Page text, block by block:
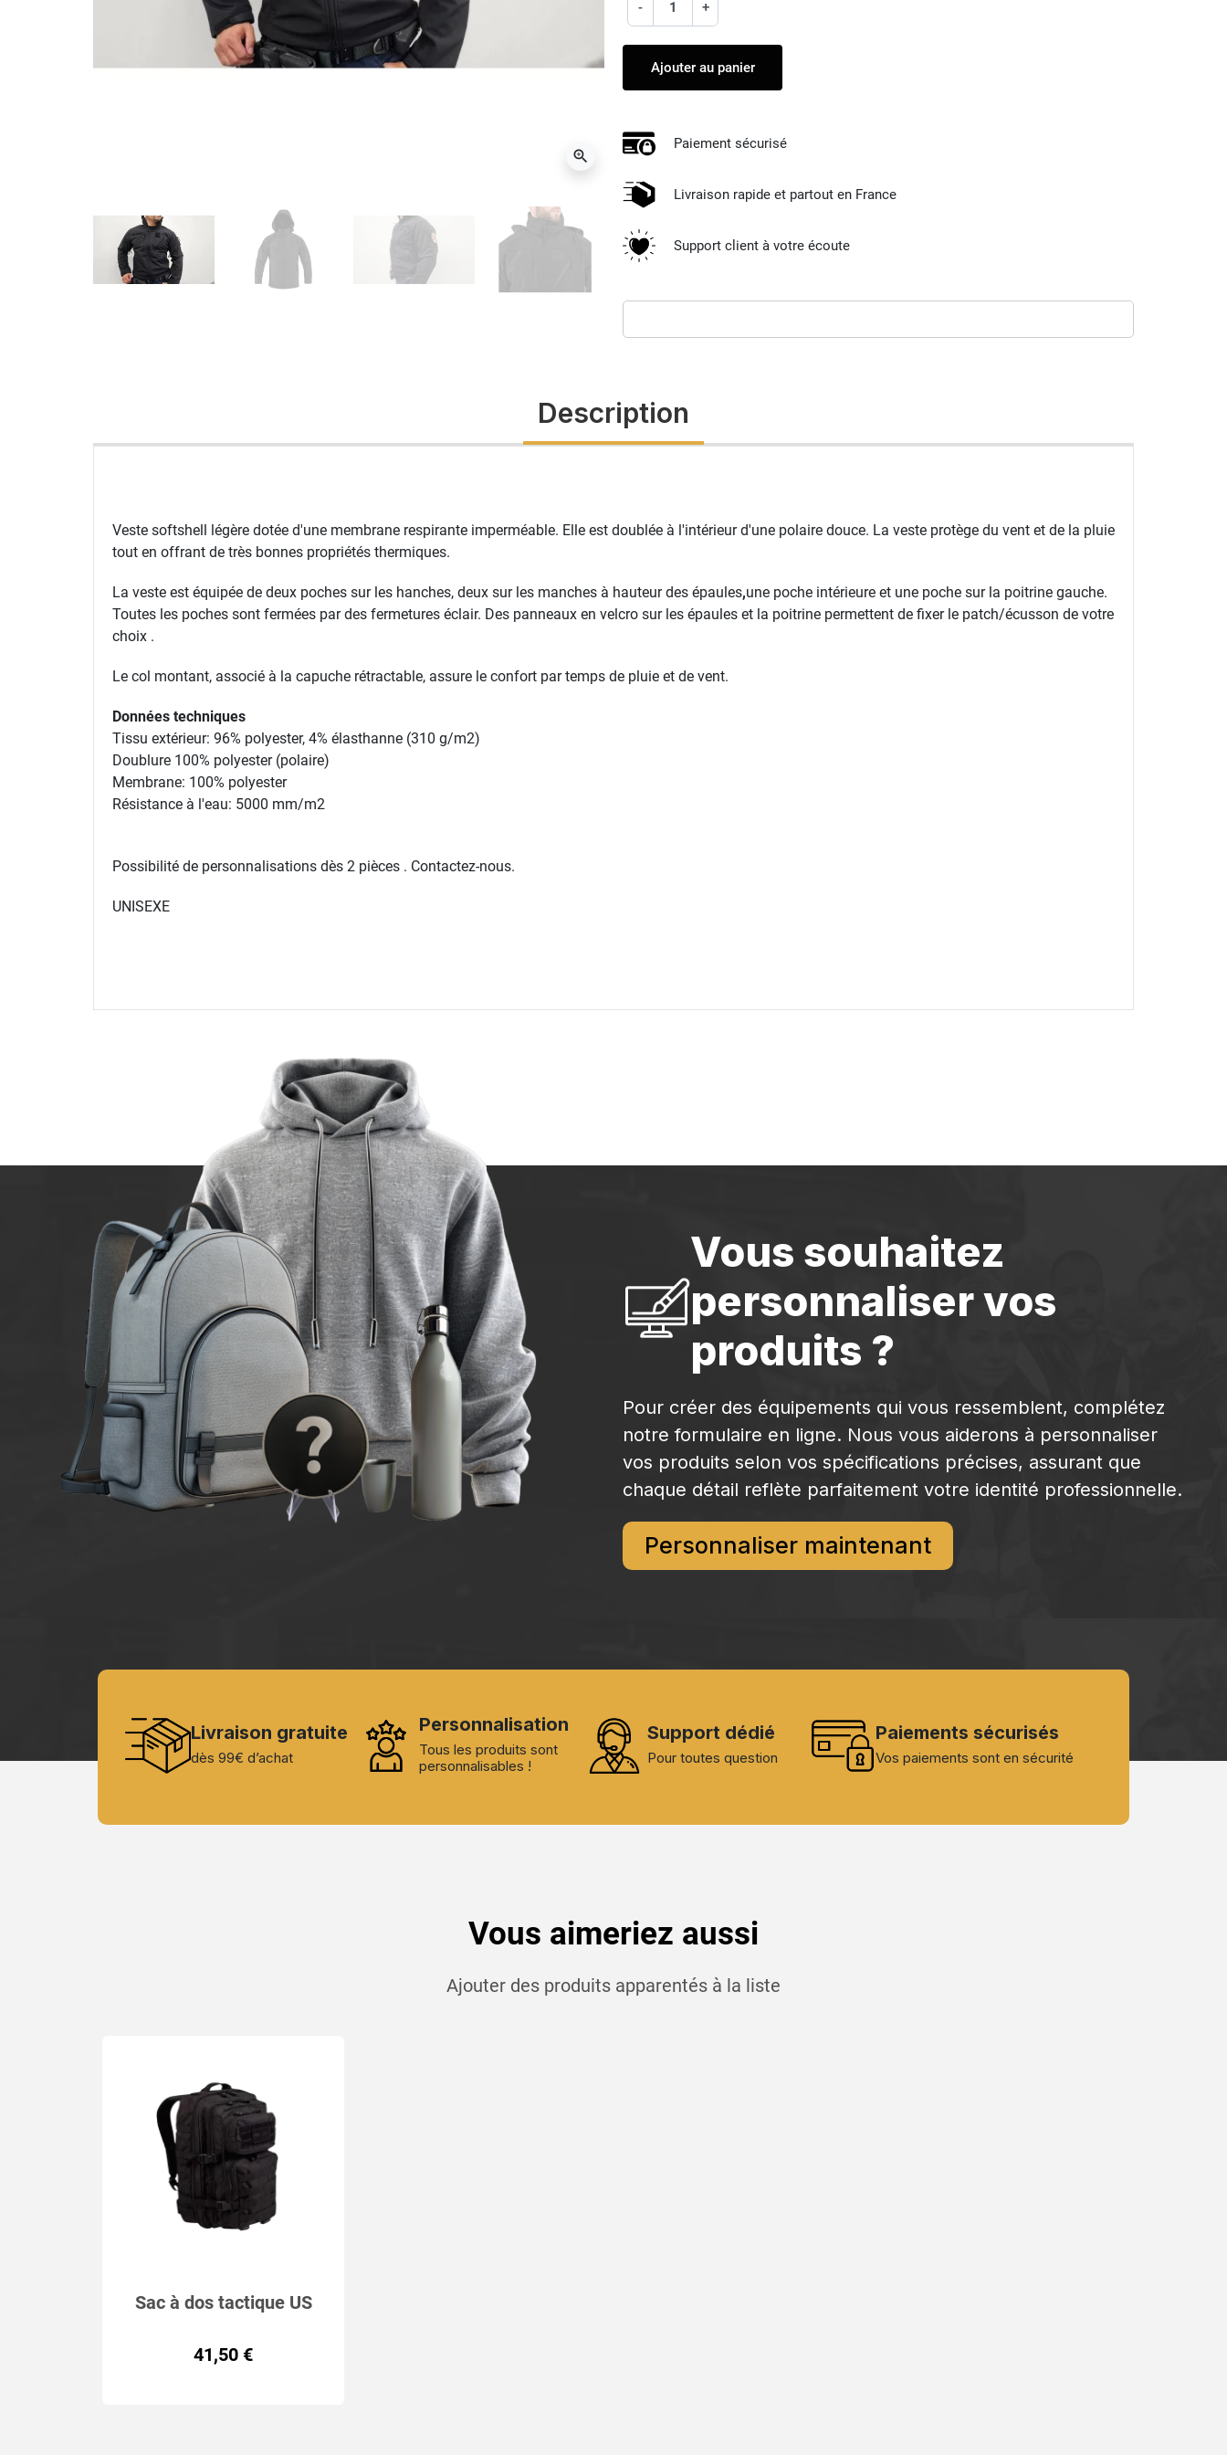
zoom_in
- +
Ajouter au panier
Paiement sécurisé
Livraison rapide et partout en France
Support client à votre écoute
Description
Veste softshell légère dotée d'une membrane respirante imperméable. Elle est doublée à l'intérieur d'une polaire douce. La veste protège du vent et de la pluie
tout en offrant de très bonnes propriétés thermiques.
La veste est équipée de deux poches sur les hanches, deux sur les manches à hauteur des épaules,une poche intérieure et une poche sur la poitrine gauche.
Toutes les poches sont fermées par des fermetures éclair. Des panneaux en velcro sur les épaules et la poitrine permettent de fixer le patch/écusson de votre
choix .
Le col montant, associé à la capuche rétractable, assure le confort par temps de pluie et de vent.
Données techniques
Tissu extérieur: 96% polyester, 4% élasthanne (310 g/m2)
Doublure 100% polyester (polaire)
Membrane: 100% polyester
Résistance à l'eau: 5000 mm/m2
Possibilité de personnalisations dès 2 pièces . Contactez-nous.
UNISEXE
Vous souhaitez
personnaliser vos
produits ?
Pour créer des équipements qui vous ressemblent, complétez
notre formulaire en ligne. Nous vous aiderons à personnaliser
vos produits selon vos spécifications précises, assurant que
chaque détail reflète parfaitement votre identité professionnelle.
Personnaliser maintenant
Livraison gratuite
dès 99€ d’achat
Personnalisation
Tous les produits sont
personnalisables !
Support dédié
Pour toutes question
Paiements sécurisés
Vos paiements sont en sécurité
Vous aimeriez aussi
Ajouter des produits apparentés à la liste
Sac à dos tactique US
ASSAULT MIL-TEC 36L 4
41,50 €